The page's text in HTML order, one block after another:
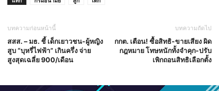
บทความก่อนหน้านี้
สสส. – มธ. ชี้ เด็กเยาวชน-ผู้หญิง
สูบ “บุหรี่ไฟฟ้า” เกินครึ่ง จ่าย
สูงสุดเฉลี่ย 900/เดือน
บทความถัดไป
กกต. เตือน! ซื้อสิทธิ-ขายเสียง ผิด
กฎหมาย โทษหนักทั้งจำคุก-ปรับ
เพิกถอนสิทธิเลือกตั้ง